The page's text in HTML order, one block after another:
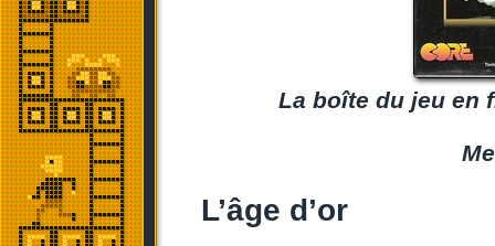
La boîte du jeu en
L’âge d’or